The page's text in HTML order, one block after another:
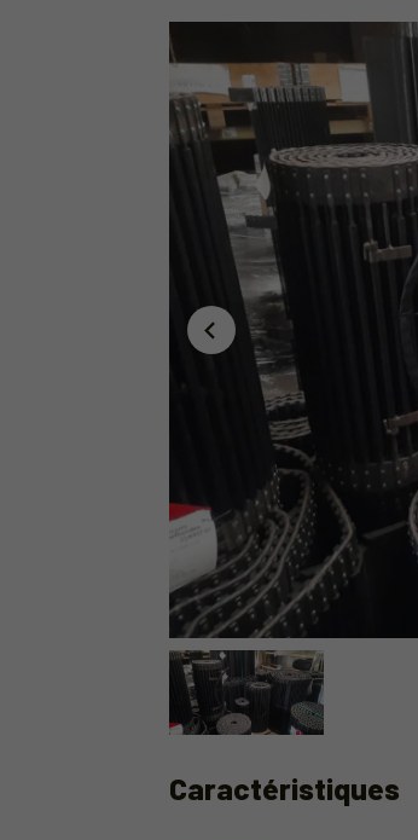
Caractéristiques